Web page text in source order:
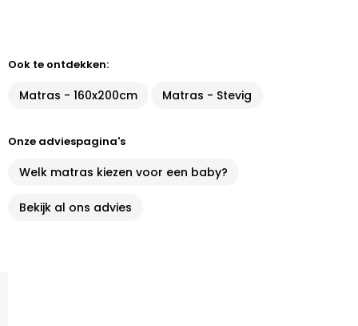
Ook te ontdekken:
Matras - 160x200cm Matras - Stevig
Onze adviespagina's
Welk matras kiezen voor een baby?
Bekijk al ons advies